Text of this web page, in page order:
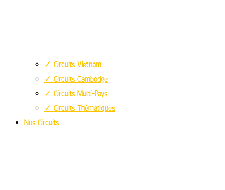
✓ Circuits Vietnam
✓ Circuits Cambodge
✓ Circuits Multi-Pays
✓ Circuits Thématiques
Nos Circuits